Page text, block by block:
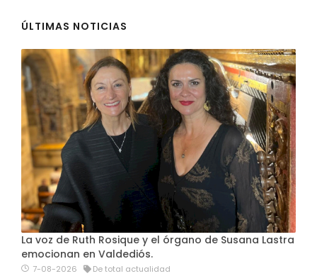
ÚLTIMAS NOTICIAS
La voz de Ruth Rosique y el órgano de Susana Lastra
emocionan en Valdediós.
7-08-2026 De total actualidad